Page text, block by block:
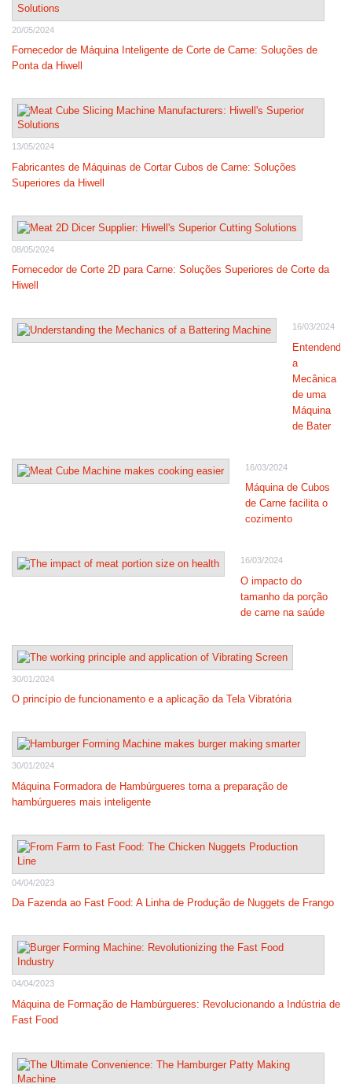
20/05/2024
Fornecedor de Máquina Inteligente de Corte de Carne: Soluções de
Ponta da Hiwell
13/05/2024
Fabricantes de Máquinas de Cortar Cubos de Carne: Soluções
Superiores da Hiwell
08/05/2024
Fornecedor de Corte 2D para Carne: Soluções Superiores de Corte da
Hiwell
16/03/2024
Entendendo
a
Mecânica
de uma
Máquina
de Bater
16/03/2024
Máquina de Cubos
de Carne facilita o
cozimento
16/03/2024
O impacto do
tamanho da porção
de carne na saúde
30/01/2024
O princípio de funcionamento e a aplicação da Tela Vibratória
30/01/2024
Máquina Formadora de Hambúrgueres torna a preparação de
hambúrgueres mais inteligente
04/04/2023
Da Fazenda ao Fast Food: A Linha de Produção de Nuggets de Frango
04/04/2023
Máquina de Formação de Hambúrgueres: Revolucionando a Indústria de
Fast Food